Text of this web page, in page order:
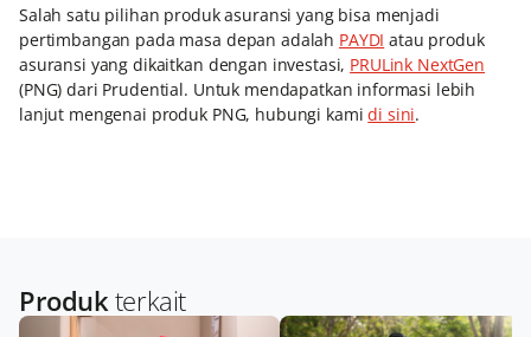
Salah satu pilihan produk asuransi yang bisa menjadi
pertimbangan pada masa depan adalah PAYDI atau produk
asuransi yang dikaitkan dengan investasi, PRULink NextGen
(PNG) dari Prudential. Untuk mendapatkan informasi lebih
lanjut mengenai produk PNG, hubungi kamidi sini.
Produk terkait